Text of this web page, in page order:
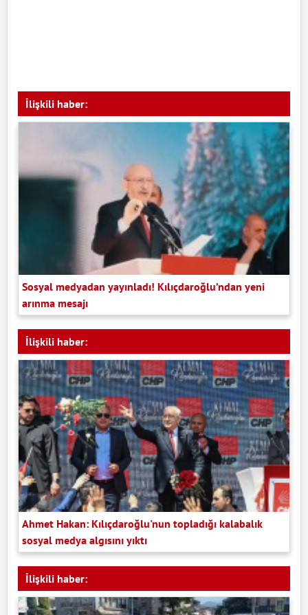
İlişkili haber:
Sosyal medyadan yayınladı! Kılıçdaroğlu’ndan yeni
arınma mesajı
İlişkili haber:
Ahmet Hakan: Kılıçdaroğlu'nun topladığı kalabalık
sosyal medya algısını yıktı
İlişkili haber: